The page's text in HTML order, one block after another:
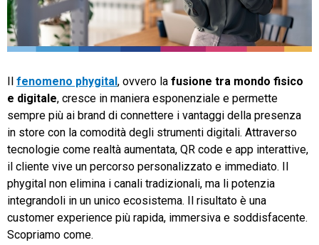
TeamSystem Corporate
TeamSystem Store
fenomeno phygital , ovvero la fusione tra mondo fisico
e digitale, cresce in maniera esponenziale e permette
sempre più ai brand di connettere i vantaggi della presenza
in store con la comodità degli strumenti digitali. Attraverso
tecnologie come realtà aumentata, QR code e app interattive,
il cliente vive un percorso personalizzato e immediato. Il
phygital non elimina i canali tradizionali, ma li potenzia
integrandoli in un unico ecosistema. Il risultato è una
customer experience più rapida, immersiva e soddisfacente.
Scopriamo come.